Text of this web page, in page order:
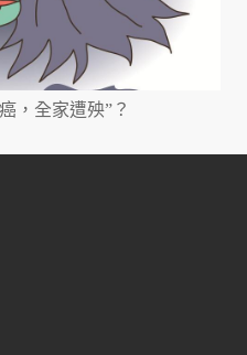
，全家遭殃”？